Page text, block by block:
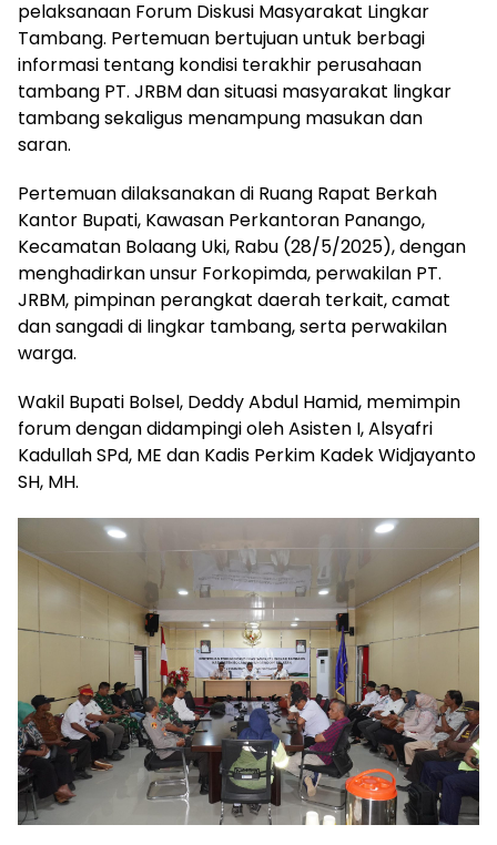
pelaksanaan Forum Diskusi Masyarakat Lingkar
Tambang. Pertemuan bertujuan untuk berbagi
informasi tentang kondisi terakhir perusahaan
tambang PT. JRBM dan situasi masyarakat lingkar
tambang sekaligus menampung masukan dan
saran.
Pertemuan dilaksanakan di Ruang Rapat Berkah
Kantor Bupati, Kawasan Perkantoran Panango,
Kecamatan Bolaang Uki, Rabu (28/5/2025), dengan
menghadirkan unsur Forkopimda, perwakilan PT.
JRBM, pimpinan perangkat daerah terkait, camat
dan sangadi di lingkar tambang, serta perwakilan
warga.
Wakil Bupati Bolsel, Deddy Abdul Hamid, memimpin
forum dengan didampingi oleh Asisten I, Alsyafri
Kadullah SPd, ME dan Kadis Perkim Kadek Widjayanto
SH, MH.